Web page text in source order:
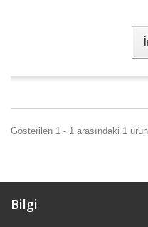
Gösterilen 1 - 1 arasındaki 1 ürün
Bilgi